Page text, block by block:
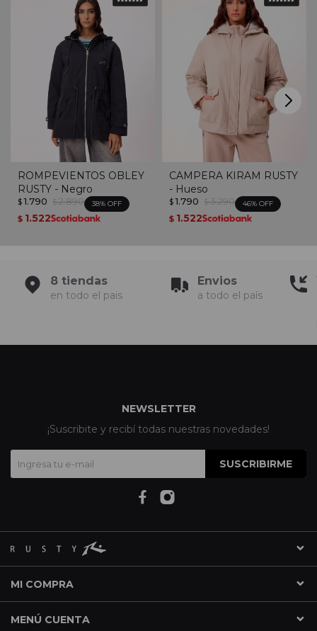
ROMPEVIENTOS OBLEY
RUSTY - Negro
$ 1.790 $ 2.890 38
$ 1.522
CAMPERA KIRAM RUSTY
- Hueso
$ 1.790 $ 3.290 46
$ 1.522
8 tiendas
en todo el pais
Envios
a todo el país
MI COMPRA
MENÚ CUENTA
NEWSLETTER
¡Suscribite y recibí todas nuestras novedades!
SUSCRIBIRME